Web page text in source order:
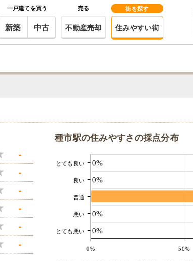
一戸建てを買う
新築 中古
売る
不動産売却
街を探す
住みやすい街
-
-
-
-
-
-
種市駅の住みやすさの採点分布
0%
0%
0%
0%
とても良い
良い
普通
悪い
とても悪い
0% 50%